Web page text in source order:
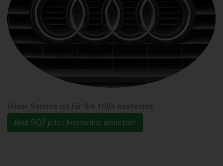
Audi SQ2 jetzt kostenlos anbieten!